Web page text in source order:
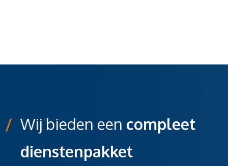
/ Wij bieden een compleet
dienstenpakket